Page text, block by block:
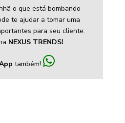
o que está bombando
te ajudar a tomar uma
para seu cliente.
NEXUS TRENDS!
também!